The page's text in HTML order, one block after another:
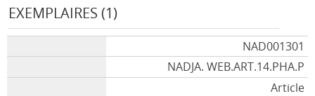
EXEMPLAIRES (1)
NAD001301
NADJA. WEB.ART.14.PHA.P
Article